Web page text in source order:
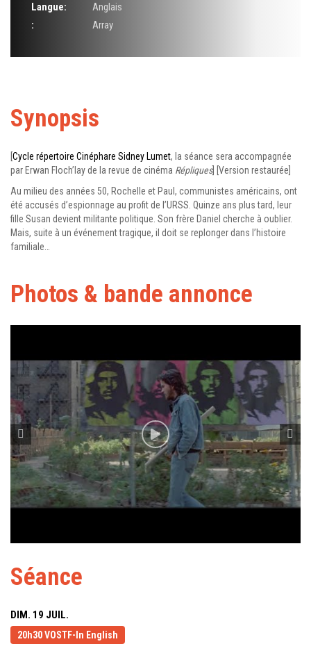
Langue:
Anglais
:
Array
Synopsis
Cycle répertoire Cinéphare Sidney Lumet, la séance sera accompagnée
par Erwan Floch’lay de la revue de cinéma Répliques] [Version restaurée]
Au milieu des années 50, Rochelle et Paul, communistes américains, ont
été accusés d’espionnage au profit de l’URSS. Quinze ans plus tard, leur
fille Susan devient militante politique. Son frère Daniel cherche à oublier.
Mais, suite à un événement tragique, il doit se replonger dans l’histoire
familiale…
Photos & bande annonce
Séance
DIM. 19 JUIL.
20h30 VOSTF-In English